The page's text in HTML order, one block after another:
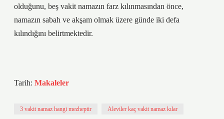
olduğunu, beş vakit namazın farz kılınmasından önce,
namazın sabah ve akşam olmak üzere günde iki defa
kılındığını belirtmektedir.
Tarih: Makaleler
3 vakit namaz hangi mezheptir Aleviler kaç vakit namaz kılar